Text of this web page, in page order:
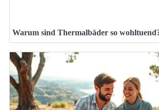
Warum sind Thermalbäder so